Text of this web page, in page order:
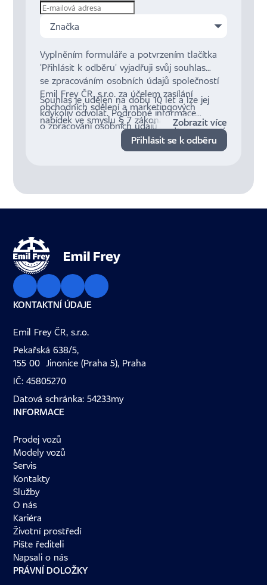
Značka
Vyplněním formuláře a potvrzením tlačítka
'Přihlásit k odběru' vyjadřuji svůj souhlas
se zpracováním osobních údajů společností
Emil Frey ČR, s.r.o. za účelem zasílání
obchodních sdělení a marketingových
nabídek ve smyslu § 7 zákona č. 480/2004
Sb., o některých službách informační
Souhlas je udělen na dobu 10 let a lze jej
kdykoliv odvolat. Podrobné informace
o zpracování osobních údajů a mých právech
Zobrazit více
Přihlásit se k odběru
KONTAKTNÍ ÚDAJE
Emil Frey ČR, s.r.o.
Pekařská 638/5,
155 00 Jinonice (Praha 5), Praha
IČ: 45805270
Datová schránka: 54233my
INFORMACE
Prodej vozů
Modely vozů
Servis
Kontakty
Služby
O nás
Kariéra
Životní prostředí
Pište řediteli
Napsali o nás
PRÁVNÍ DOLOŽKY